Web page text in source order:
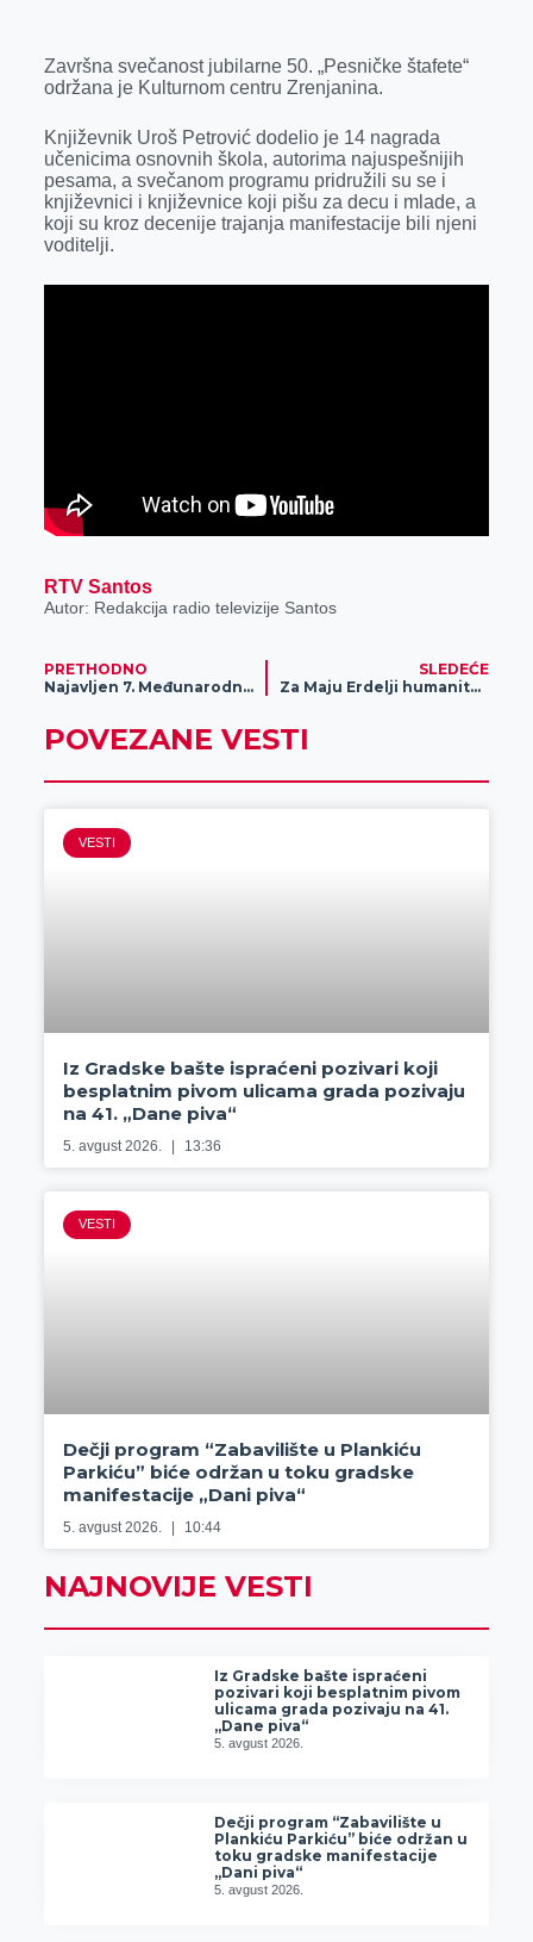
r
n
A
p
i
Završna svečanost jubilarne 50. „Pesničke štafete“
održana je Kulturnom centru Zrenjanina.
Književnik Uroš Petrović dodelio je 14 nagrada
učenicima osnovnih škola, autorima najuspešnijih
pesama, a svečanom programu pridružili su se i
književnici i književnice koji pišu za decu i mlade, a
koji su kroz decenije trajanja manifestacije bili njeni
voditelji.
RTV Santos
Autor: Redakcija radio televizije Santos
PRETHODNO
Najavljen 7. Međunarodni festival rakije u Žitištu
SLEDEĆE
Za Maju Erdelji humanitarni koncert „Nikad nije kasno“
POVEZANE VESTI
VESTI
Iz Gradske bašte ispraćeni pozivari koji
besplatnim pivom ulicama grada pozivaju
na 41. „Dane piva“
5. avgust 2026. 13:36
VESTI
Dečji program “Zabavilište u Plankiću
Parkiću” biće održan u toku gradske
manifestacije „Dani piva“
5. avgust 2026. 10:44
NAJNOVIJE VESTI
Iz Gradske bašte ispraćeni
pozivari koji besplatnim pivom
ulicama grada pozivaju na 41.
„Dane piva“
5. avgust 2026.
Dečji program “Zabavilište u
Plankiću Parkiću” biće održan u
toku gradske manifestacije
„Dani piva“
5. avgust 2026.